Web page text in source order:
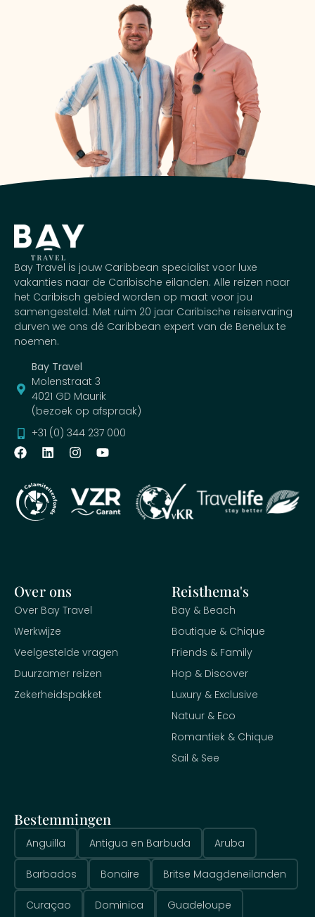
Bay Travel is jouw Caribbean specialist voor luxe
vakanties naar de Caribische eilanden. Alle reizen naar
het Caribisch gebied worden op maat voor jou
samengesteld. Met ruim 20 jaar Caribische reiservaring
durven we ons dé Caribbean expert van de Benelux te
noemen.
Bay Travel
Molenstraat 3
4021 GD Maurik
(bezoek op afspraak)
+31 (0) 344 237 000
Over ons
Over Bay Travel
Werkwijze
Veelgestelde vragen
Duurzamer reizen
Zekerheidspakket
Reisthema's
Bay & Beach
Boutique & Chique
Friends & Family
Hop & Discover
Luxury & Exclusive
Natuur & Eco
Romantiek & Chique
Sail & See
Bestemmingen
Anguilla Antigua en Barbuda Aruba
Barbados Bonaire Britse Maagdeneilanden
Curaçao Dominica Guadeloupe